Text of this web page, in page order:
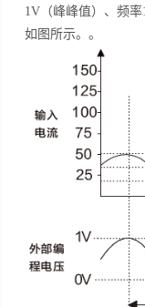
1V（峰峰值）、频
如图所示。。